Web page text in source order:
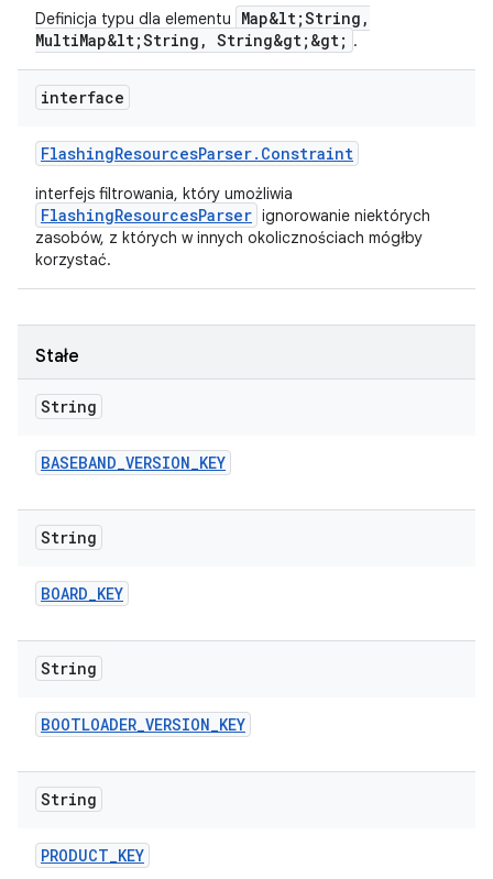
Definicja typu dla elementu
Map&lt;String,
MultiMap&lt;String, String&gt;&gt; .
interface
FlashingResourcesParser. Constraint
interfejs filtrowania, który umożliwia
FlashingResourcesParser ignorowanie niektórych
zasobów, z których w innych okolicznościach mógłby
korzystać.
Stałe
String
BASEBAND_VERSION_KEY
String
BOARD_KEY
String
BOOTLOADER_VERSION_KEY
String
PRODUCT_KEY